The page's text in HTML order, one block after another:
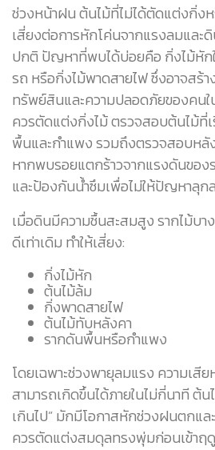
ช่วงหน้าฝน ต้นไม้ที่ไม่ได้ตัดแต่งกิ่ง
เสี่ยงต่อการหักโค่นจากแรงลมและ
ปกติ ปัญหาที่พบได้บ่อยคือ กิ่งไม้หัก
รถ หรือกิ่งไม้พาดสายไฟ ซึ่งอาจสร้
ทรัพย์สินและความปลอดภัยของคน
ควรตัดแต่งกิ่งไม้ ตรวจสอบต้นไม้ที่
พื้นและกำแพง รวมถึงตรวจสอบหลั
หากพบรอยแตกร้าวจากแรงดันของ
และป้องกันน้ำซึมเพื่อไม่ให้ปัญหาลุ
เมื่อดินมีความชื้นสะสมสูง รากไม้บา
ดีเท่าเดิม ทำให้เสี่ยง:
กิ่งไม้หัก
ต้นไม้ล้ม
กิ่งพาดสายไฟ
ต้นไม้ทับหลังคา
รากดันพื้นหรือกำแพง
โดยเฉพาะช่วงพายุลมแรง ความเสี
สามารถเกิดขึ้นได้ภายในไม่กี่นาที ต้
เกินไป” มักมีโอกาสหักช่วงฝนตกแ
ควรตัดแต่งสมดุลทรงพุ่มก่อนเข้า